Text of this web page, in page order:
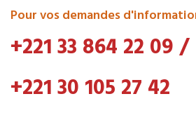
Pour vos demandes
+221 33 864 22 09/
+221 30 105 27 42